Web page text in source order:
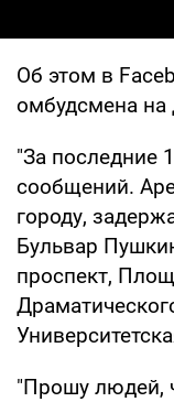
Об этом в
омбудсмена на
"За последние
сообщений.
городу,
Бульвар
проспект,
"Прошу людей,